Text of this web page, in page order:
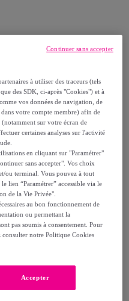
08et le15/08
à utiliser des traceurs (tels
des SDK, ci-après "Cookies") et à
vos données de navigation, de
votre compte membre) afin de
sur votre écran de
certaines analyses sur l'activité
en cliquant sur "Paramétrer"
sans accepter". Vos choix
ou terminal. Vous pouvez à tout
lien “Paramétrer” accessible via le
de la Vie Privée".
au bon fonctionnement de
ou permettant la
pas soumis à consentement. Pour
notre Politique Cookies
Accepter
Continuer sans accepter